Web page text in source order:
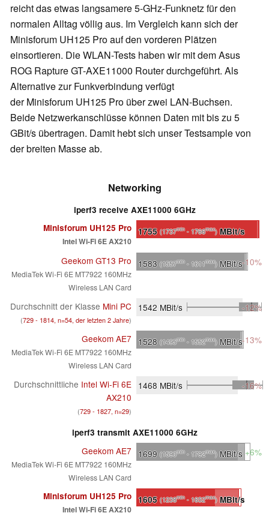
reicht das etwas langsamere 5-GHz-Funknetz für den
normalen Alltag völlig aus. Im Vergleich kann sich der
Minisforum UH125 Pro auf den vorderen Plätzen
einsortieren. Die WLAN-Tests haben wir mit dem Asus
ROG Rapture GT-AXE11000 Router durchgeführt. Als
Alternative zur Funkverbindung verfügt
der Minisforum UH125 Pro über zwei LAN-Buchsen.
Beide Netzwerkanschlüsse können Daten mit bis zu 5
GBit/s übertragen. Damit hebt sich unser Testsample von
der breiten Masse ab.
Networking
iperf3 receive AXE11000 6GHz
Minisforum UH125 Pro
Intel Wi-Fi 6E AX210
1755 (1737min- 1766max) MBit/s
Geekom GT13 Pro
MediaTek Wi-Fi 6E MT7922 160MHz
Wireless LAN Card
1583 (1557min- 1611max) MBit/s-10%
Durchschnitt der Klasse Mini PC
(729 - 1814, n=54, der letzten 2 Jahre)
1542 MBit/s -12%
Geekom AE7
MediaTek Wi-Fi 6E MT7922 160MHz
Wireless LAN Card
1528 (1495min- 1552max) MBit/s-13%
Durchschnittliche Intel Wi-Fi 6E
AX210
(729 - 1827, n=29)
1468 MBit/s -16%
iperf3 transmit AXE11000 6GHz
Geekom AE7
MediaTek Wi-Fi 6E MT7922 160MHz
Wireless LAN Card
1699 (1590min- 1792max) MBit/s +6%
Minisforum UH125 Pro
Intel Wi-Fi 6E AX210
1605 (1238min- 1652max)MBit/s